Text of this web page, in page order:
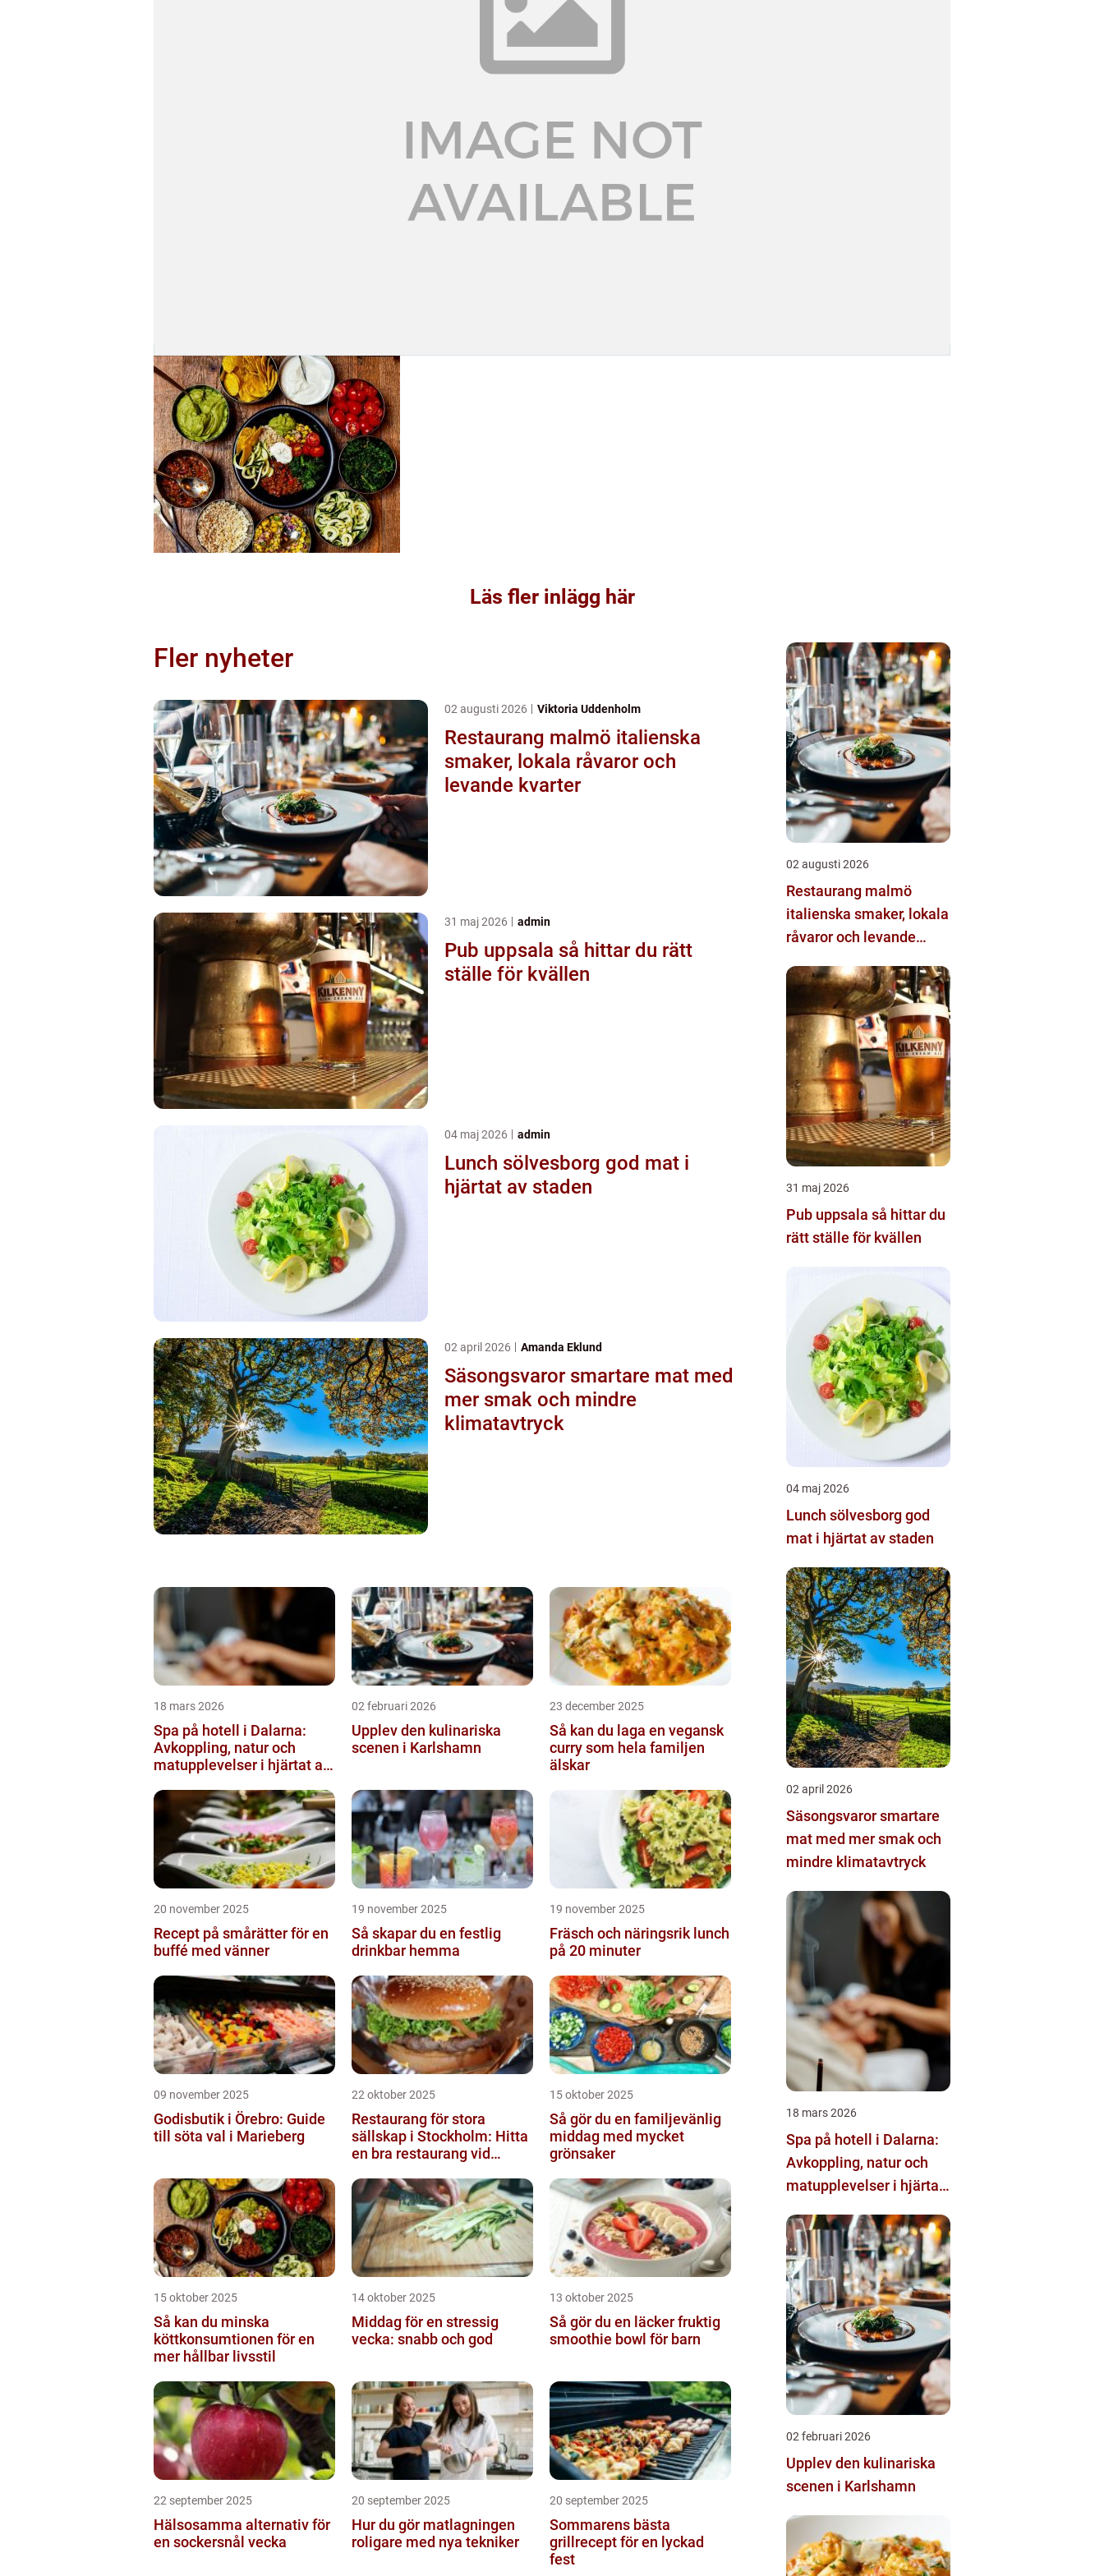
Läs fler inlägg här
Fler nyheter
02 augusti 2026 Viktoria Uddenholm
Restaurang malmö italienska
smaker, lokala råvaror och
levande kvarter
31 maj 2026 admin
Pub uppsala så hittar du rätt
ställe för kvällen
04 maj 2026 admin
Lunch sölvesborg god mat i
hjärtat av staden
02 april 2026 Amanda Eklund
Säsongsvaror smartare mat med
mer smak och mindre
klimatavtryck
18 mars 2026
Spa på hotell i Dalarna:
Avkoppling, natur och
matupplevelser i hjärtat av
02 februari 2026
Upplev den kulinariska
scenen i Karlshamn
23 december 2025
Så kan du laga en vegansk
curry som hela familjen
älskar
20 november 2025
Recept på smårätter för en
buffé med vänner
19 november 2025
Så skapar du en festlig
drinkbar hemma
19 november 2025
Fräsch och näringsrik lunch
på 20 minuter
09 november 2025
Godisbutik i Örebro: Guide
till söta val i Marieberg
22 oktober 2025
Restaurang för stora
sällskap i Stockholm: Hitta
en bra restaurang vid
15 oktober 2025
Så gör du en familjevänlig
middag med mycket
grönsaker
15 oktober 2025
Så kan du minska
köttkonsumtionen för en
mer hållbar livsstil
14 oktober 2025
Middag för en stressig
vecka: snabb och god
13 oktober 2025
Så gör du en läcker fruktig
smoothie bowl för barn
22 september 2025
Hälsosamma alternativ för
en sockersnål vecka
20 september 2025
Hur du gör matlagningen
roligare med nya tekniker
20 september 2025
Sommarens bästa
grillrecept för en lyckad
fest
02 augusti 2026
Restaurang malmö
italienska smaker, lokala
råvaror och levande
31 maj 2026
Pub uppsala så hittar du
rätt ställe för kvällen
04 maj 2026
Lunch sölvesborg god
mat i hjärtat av staden
02 april 2026
Säsongsvaror smartare
mat med mer smak och
mindre klimatavtryck
18 mars 2026
Spa på hotell i Dalarna:
Avkoppling, natur och
matupplevelser i hjärtat
02 februari 2026
Upplev den kulinariska
scenen i Karlshamn